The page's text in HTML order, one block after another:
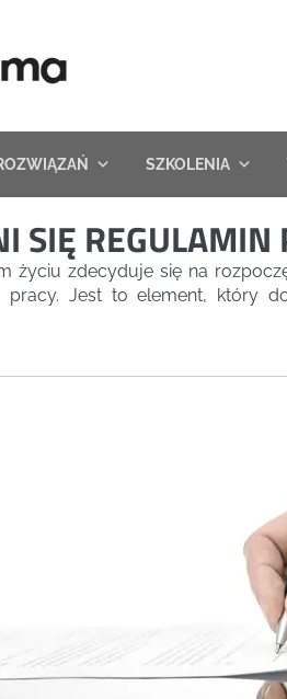
SZKOLENIA
SIĘ REGULAMIN
życiu zdecyduje się na
pracy. Jest to element, który